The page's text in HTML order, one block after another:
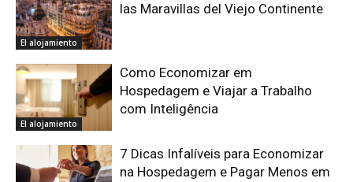
El alojamiento
las Maravillas del Viejo Continente
El alojamiento
Como Economizar em
Hospedagem e Viajar a Trabalho
com Inteligência
7 Dicas Infalíveis para Economizar
na Hospedagem e Pagar Menos em